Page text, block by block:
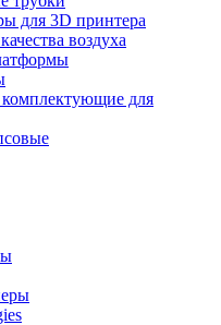
для 3D принтера
воздуха
комплектующие для